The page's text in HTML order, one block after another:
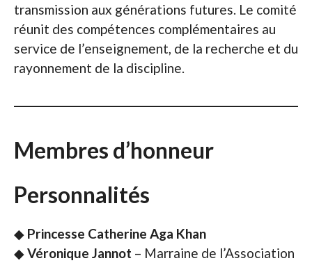
transmission aux générations futures. Le comité
réunit des compétences complémentaires au
service de l’enseignement, de la recherche et du
rayonnement de la discipline.
Membres d’honneur
Personnalités
◆ Princesse Catherine Aga Khan
◆Véronique Jannot – Marraine de l’Association